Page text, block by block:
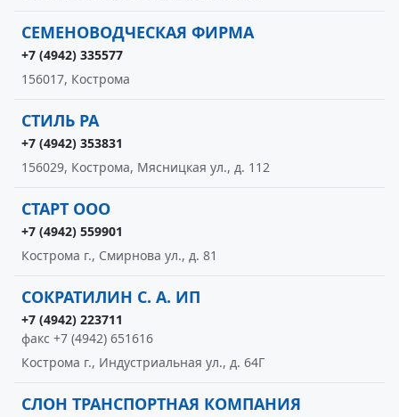
СЕМЕНОВОДЧЕСКАЯ ФИРМА
+7 (4942) 335577
156017, Кострома
СТИЛЬ РА
+7 (4942) 353831
156029, Кострома, Мясницкая ул., д. 112
СТАРТ ООО
+7 (4942) 559901
Кострома г., Смирнова ул., д. 81
СОКРАТИЛИН С. А. ИП
+7 (4942) 223711
факс +7 (4942) 651616
Кострома г., Индустриальная ул., д. 64Г
СЛОН ТРАНСПОРТНАЯ КОМПАНИЯ